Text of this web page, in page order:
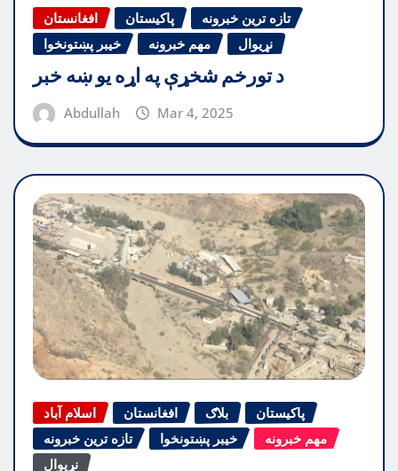
افغانستان پاکیستان
تازه ترین خبرونه
خیبر پښتونخوا
مهم خبرونه نړیوال
د تورخم شخړې په اړه یو ښه خبر
Abdullah Mar 4, 2025
اسلام آباد افغانستان بلاګ
پاکیستان
تازه ترین خبرونه
خیبر پښتونخوا
مهم خبرونه
نړیوال